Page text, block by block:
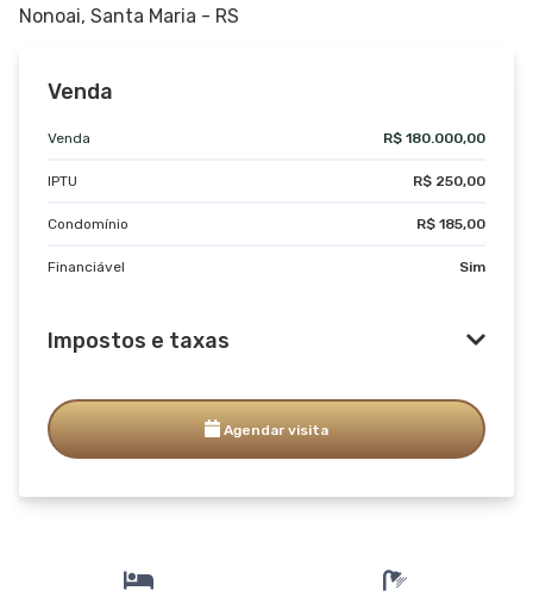
Nonoai, Santa Maria - RS
Venda
Venda R$ 180.000,00
IPTU R$ 250,00
Condomínio R$ 185,00
Financiável Sim
Impostos e taxas
Agendar visita